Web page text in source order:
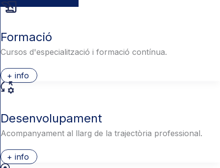
Formació
Cursos d'especialització i formació contínua.
+ info
Desenvolupament
Acompanyament al llarg de la trajectòria professional.
+ info